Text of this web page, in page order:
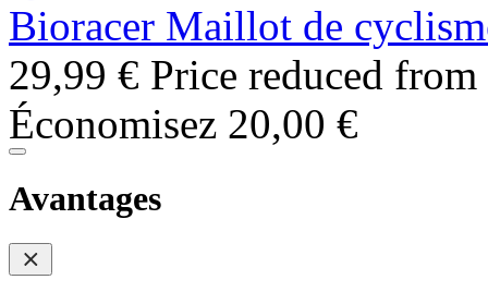
Bioracer Maillot de
29,99 € Price reduced from
Économisez 20,00 €
Avantages